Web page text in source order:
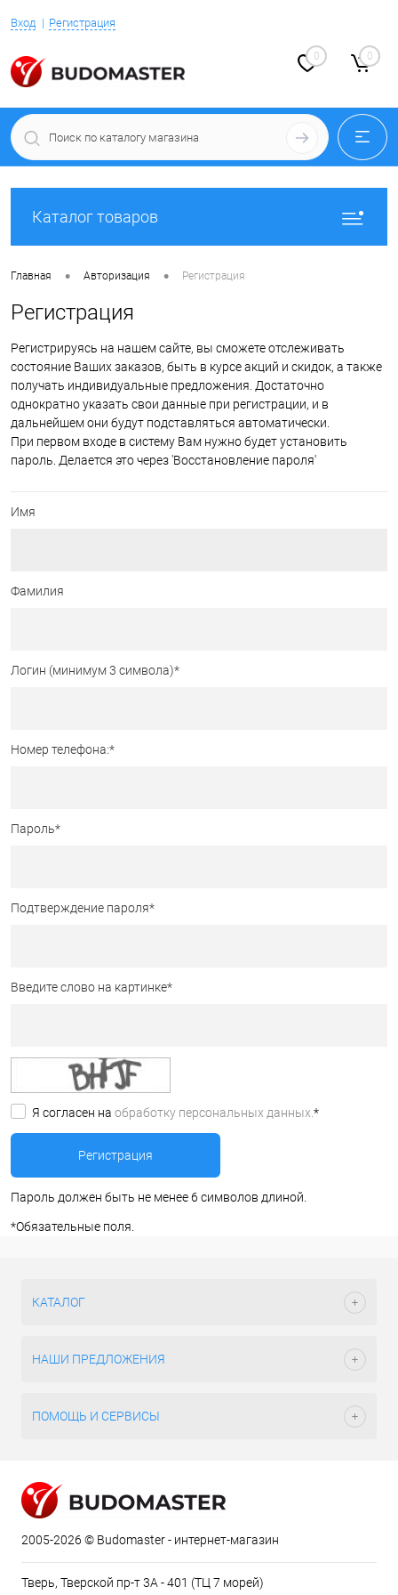
Вход Регистрация
0 0
Каталог товаров
Главная • Авторизация • Регистрация
Регистрация
Регистрируясь на нашем сайте, вы сможете отслеживать
состояние Ваших заказов, быть в курсе акций и скидок, а также
получать индивидуальные предложения. Достаточно
однократно указать свои данные при регистрации, и в
дальнейшем они будут подставляться автоматически.
При первом входе в систему Вам нужно будет установить
пароль. Делается это через 'Восстановление пароля'
Имя
Фамилия
Логин (минимум 3 символа)*
Номер телефона:*
Пароль*
Подтверждение пароля*
Введите слово на картинке*
Я согласен на обработку персональных данных. *
Пароль должен быть не менее 6 символов длиной.
*Обязательные поля.
КАТАЛОГ
НАШИ ПРЕДЛОЖЕНИЯ
ПОМОЩЬ И СЕРВИСЫ
2005-2026 © Budomaster - интернет-магазин
Тверь, Тверской пр-т 3А - 401 (ТЦ 7 морей)